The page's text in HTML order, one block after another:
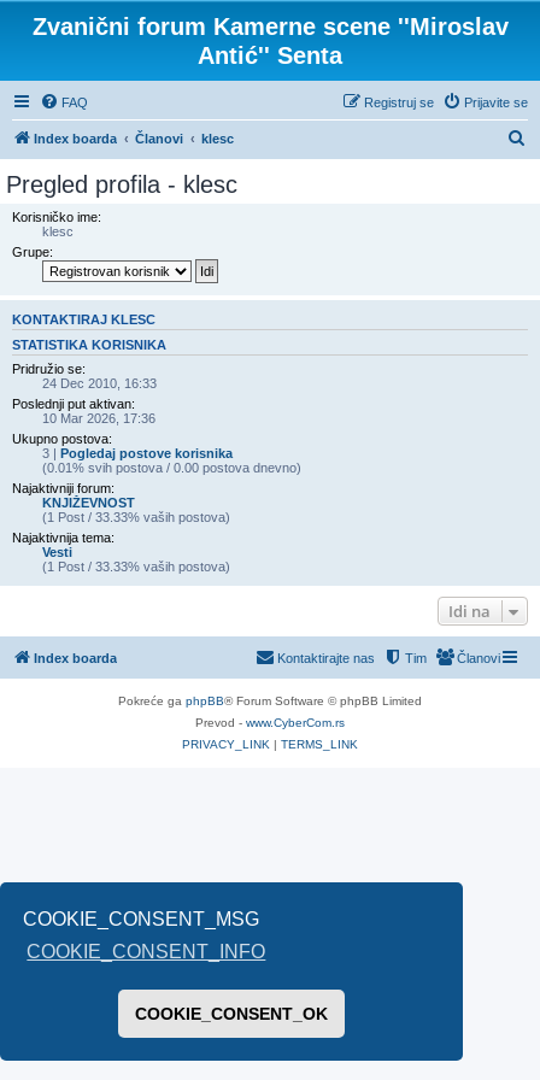
COOKIE_CONSENT_MSG
COOKIE_CONSENT_INFO
COOKIE_CONSENT_OK
Zvanični forum Kamerne scene ''Miroslav
Antić'' Senta
FAQ Prijavite se
Registruj se
Index boarda Članovi klesc
Pregled profila - klesc
Korisničko ime:
klesc
Grupe:
KONTAKTIRAJ KLESC
STATISTIKA KORISNIKA
Pridružio se:
24 Dec 2010, 16:33
Poslednji put aktivan:
10 Mar 2026, 17:36
Ukupno postova:
3 | Pogledaj postove korisnika
(0.01% svih postova / 0.00 postova dnevno)
Najaktivniji forum:
KNJIŽEVNOST
(1 Post / 33.33% vaših postova)
Najaktivnija tema:
Vesti
(1 Post / 33.33% vaših postova)
Idi na
Index boarda Članovi
Tim
Kontaktirajte nas
Pokreće ga phpBB® Forum Software © phpBB Limited
Prevod - www.CyberCom.rs
PRIVACY_LINK | TERMS_LINK